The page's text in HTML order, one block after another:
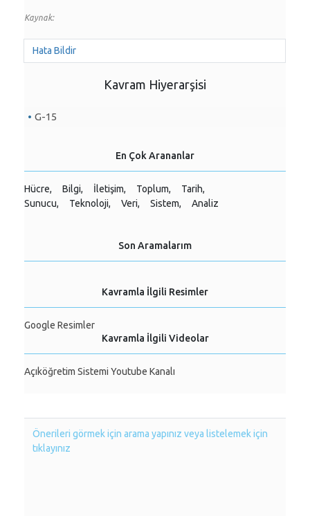
Kaynak:
Hata Bildir
Kavram Hiyerarşisi
G-15
En Çok Arananlar
Hücre, Bilgi, İletişim, Toplum,
Tarih,
Sunucu,
Teknoloji, Veri, Sistem, Analiz
Son Aramalarım
Kavramla İlgili Resimler
Google Resimler
Kavramla İlgili Videolar
Açıköğretim Sistemi Youtube Kanalı
Önerileri görmek için arama yapınız veya listelemek için
tıklayınız